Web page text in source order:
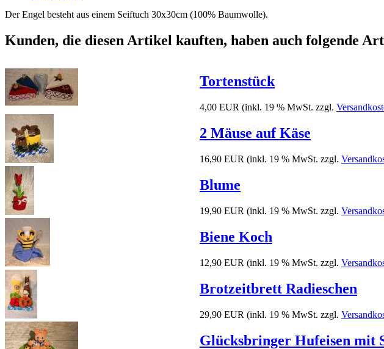
Der Engel besteht aus einem Seiftuch 30x30cm (100% Baumwolle).
Kunden, die diesen Artikel kauften, haben auch folgende
Tortenstück
4,00 EUR (inkl. 19 % MwSt. zzgl.
2 Mäuse auf Käse
16,90 EUR (inkl. 19 % MwSt. zzgl.
Blume
19,90 EUR (inkl. 19 % MwSt. zzgl.
Biene Koch
12,90 EUR (inkl. 19 % MwSt. zzgl.
Brotzeitbrett Radieschen
29,90 EUR (inkl. 19 % MwSt. zzgl.
Glücksbringer Hufeisen mit